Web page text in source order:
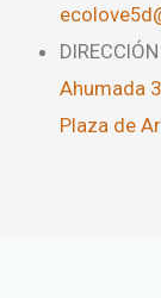
DIRECCIÓN
Ahumada
Plaza de